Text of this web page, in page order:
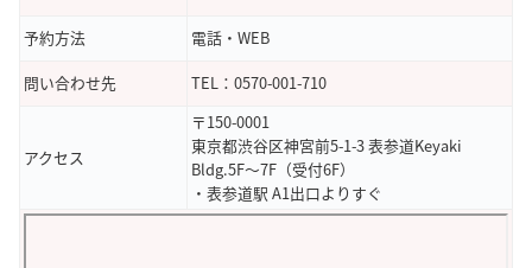
予約方法
電話・WEB
問い合わせ先
TEL：0570-001-710
アクセス
〒150-0001
東京都渋谷区神宮前5-1-3 表参道Keyaki
Bldg.5F～7F（受付6F）
・表参道駅 A1出口よりすぐ